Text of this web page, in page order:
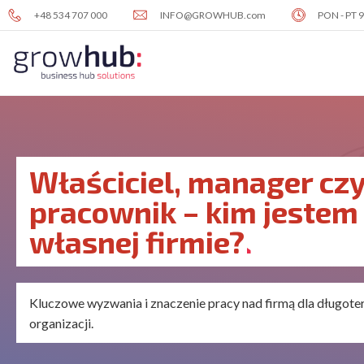
Skip
to
content
+48 534 707 000 INFO@GROWHUB.com PON - PT
Obszary
kluczowych obszarach dla
Właściciel, manager
pracownik – kim jestem
własnej firmie?
Kluczowe wyzwania i znaczenie pracy nad firmą dla
organizacji.